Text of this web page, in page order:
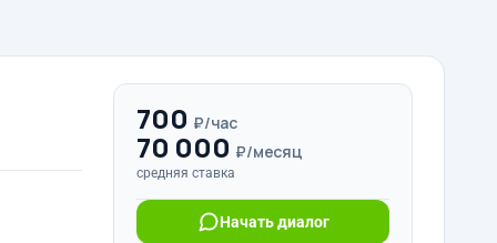
700 ₽/час
70 000 ₽/месяц
средняя ставка
Начать диалог